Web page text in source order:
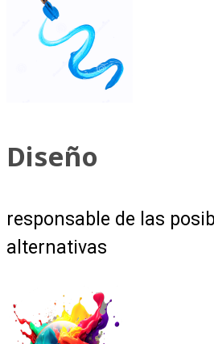
Diseño
responsable de las
alternativas